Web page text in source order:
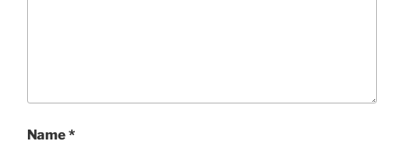
Name*